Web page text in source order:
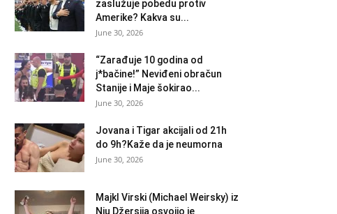
zaslužuje pobedu protiv
Amerike? Kakva su...
June 30, 2026
“Zarađuje 10 godina od
j*bačine!” Neviđeni obračun
Stanije i Maje šokirao...
June 30, 2026
Jovana i Tigar akcijali od 21h
do 9h?Kaže da je neumorna
June 30, 2026
Majkl Virski (Michael Weirsky) iz
Nju Džersija osvojio je